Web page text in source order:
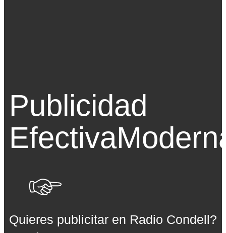
Publicidad
Efectiva
Quieres publicitar en Radio Condell?